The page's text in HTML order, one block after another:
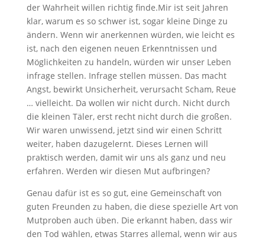
der Wahrheit willen richtig finde.Mir ist seit Jahren
klar, warum es so schwer ist, sogar kleine Dinge zu
ändern. Wenn wir anerkennen würden, wie leicht es
ist, nach den eigenen neuen Erkenntnissen und
Möglichkeiten zu handeln, würden wir unser Leben
infrage stellen. Infrage stellen müssen. Das macht
Angst, bewirkt Unsicherheit, verursacht Scham, Reue
… vielleicht. Da wollen wir nicht durch. Nicht durch
die kleinen Täler, erst recht nicht durch die großen.
Wir waren unwissend, jetzt sind wir einen Schritt
weiter, haben dazugelernt. Dieses Lernen will
praktisch werden, damit wir uns als ganz und neu
erfahren. Werden wir diesen Mut aufbringen?
Genau dafür ist es so gut, eine Gemeinschaft von
guten Freunden zu haben, die diese spezielle Art von
Mutproben auch üben. Die erkannt haben, dass wir
den Tod wählen, etwas Starres allemal, wenn wir aus